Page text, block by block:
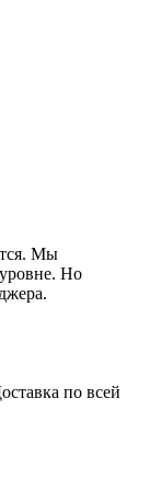
Мы
Но
по всей